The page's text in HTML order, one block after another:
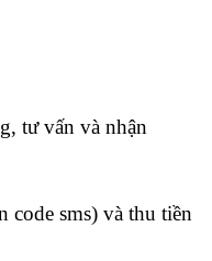
tư vấn và nhận
sms) và thu tiền